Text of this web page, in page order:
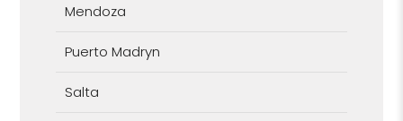
Mendoza
Puerto Madryn
Salta